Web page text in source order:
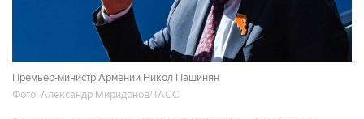
Премьер-министр Армении Никол Пашинян
Фото: Александр Миридонов/ТАСС